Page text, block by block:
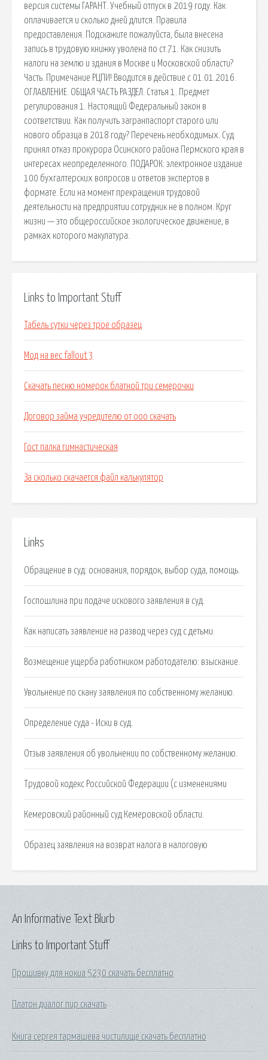
версия системы ГАРАНТ. Учебный отпуск в 2019 году. Как
оплачивается и сколько дней длится. Правила
предоставления. Подскажите пожалуйста, была внесена
запись в трудовую книжку уволена по ст.71. Как снизить
налоги на землю и здания в Москве и Московской области?
Часть. Примечание РЦПИ! Вводится в действие с 01.01.2016.
ОГЛАВЛЕНИЕ. ОБЩАЯ ЧАСТЬ РАЗДЕЛ. Статья 1. Предмет
регулирования 1. Настоящий Федеральный закон в
соответствии. Как получить загранпаспорт старого или
нового образца в 2018 году? Перечень необходимых. Суд
принял отказ прокурора Осинского района Пермского края в
интересах неопределенного. ПОДАРОК: электронное издание
100 бухгалтерских вопросов и ответов экспертов в
формате. Если на момент прекращения трудовой
деятельности на предприятии сотрудник не в полном. Круг
жизни — это общероссийское экологическое движение, в
рамках которого макулатура.
Links to Important Stuff
Табель сутки через трое образец
Мод на вес fallout 3
Скачать песню номерок блатной три семерочки
Договор займа учредителю от ооо скачать
Гост палка гимнастическая
За сколько скачается файл калькулятор
Links
Обращение в суд: основания, порядок, выбор суда, помощь.
Госпошлина при подаче искового заявления в суд.
Как написать заявление на развод через суд с детьми.
Возмещение ущерба работником работодателю: взыскание.
Увольнение по скану заявления по собственному желанию.
Определение суда - Иски в суд.
Отзыв заявления об увольнении по собственному желанию.
Трудовой кодекс Российской Федерации (с изменениями
Кемеровский районный суд Кемеровской области.
Образец заявления на возврат налога в налоговую
Links to Important Stuff
Прошивку для нокиа 5230 скачать бесплатно
Платон диалог пир скачать
Книга сергея тармашева чистилище скачать бесплатно
An Informative Text Blurb